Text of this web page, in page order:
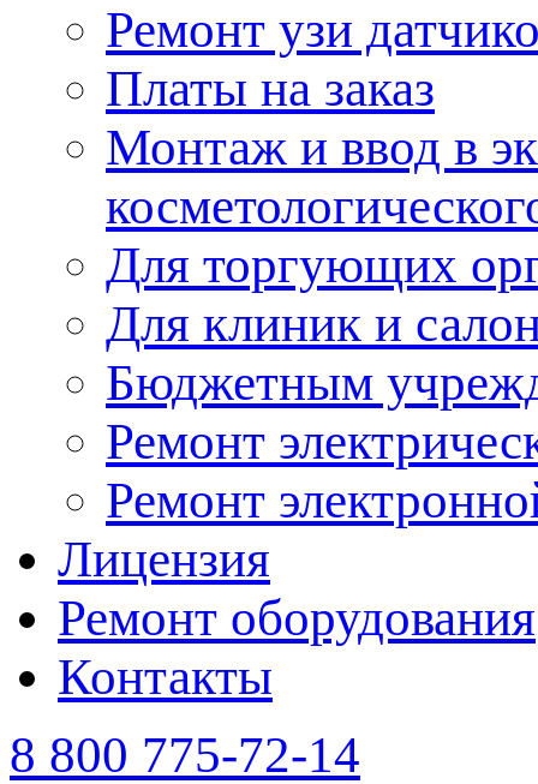
Ремонт узи
Платы на заказ
Монтаж и ввод в
Для торгующих
Для клиник и
Бюджетным
Ремонт
Ремонт
Лицензия
Ремонт оборудования
Контакты
8 800 775-72-14